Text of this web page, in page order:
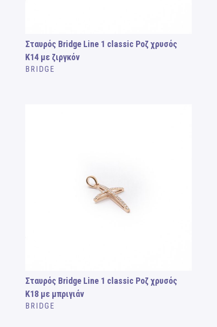
Σταυρός Bridge Line 1 classic Ροζ χρυσός
Κ14 με ζιργκόν
BRIDGE
Σταυρός Bridge Line 1 classic Ροζ χρυσός
Κ18 με μπριγιάν
BRIDGE